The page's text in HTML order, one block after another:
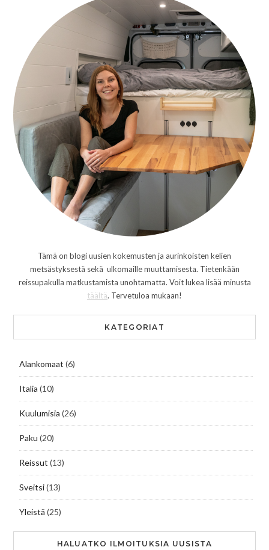
Tämä on blogi uusien kokemusten ja aurinkoisten kelien
metsästyksestä sekä ulkomaille muuttamisesta. Tietenkään
reissupakulla matkustamista unohtamatta. Voit lukea lisää minusta
täältä. Tervetuloa mukaan!
KATEGORIAT
Alankomaat (6)
Italia (10)
Kuulumisia (26)
Paku (20)
Reissut (13)
Sveitsi(13)
Yleistä (25)
HALUATKO ILMOITUKSIA UUSISTA